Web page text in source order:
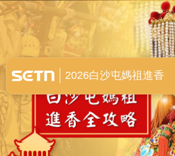
白沙屯媽祖進香全
2026白沙屯媽祖進香